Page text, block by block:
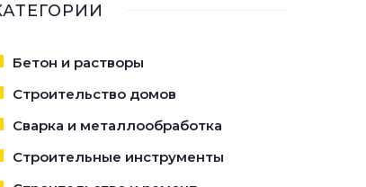
Бетон и растворы
Строительство домов
Сварка и металлообработка
Строительные инструменты